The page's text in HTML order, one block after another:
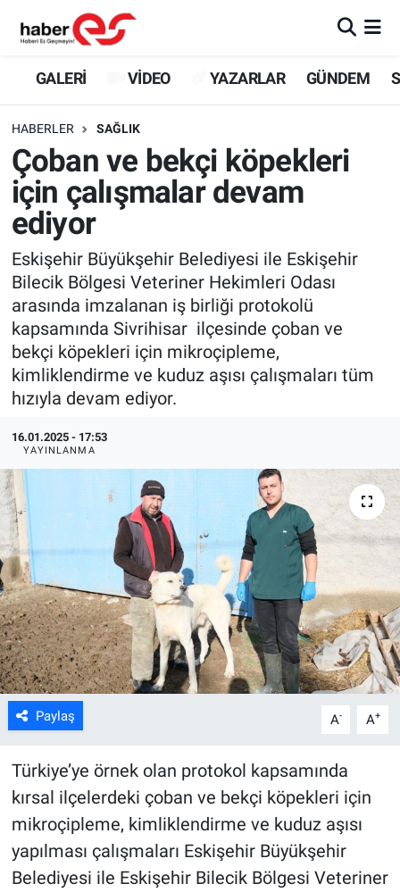
GALERİ VİDEO YAZARLAR GÜNDEM
HABERLER SAĞLIK
Çoban ve bekçi köpekleri
için çalışmalar devam
ediyor
Eskişehir Büyükşehir Belediyesi ile Eskişehir
Bilecik Bölgesi Veteriner Hekimleri Odası
arasında imzalanan iş birliği protokolü
kapsamında Sivrihisar ilçesinde çoban ve
bekçi köpekleri için mikroçipleme,
kimliklendirme ve kuduz aşısı çalışmaları tüm
hızıyla devam ediyor.
16.01.2025 - 17:53
YAYINLANMA
Paylaş A- A+
Türkiye’ye örnek olan protokol kapsamında
kırsal ilçelerdeki çoban ve bekçi köpekleri için
mikroçipleme, kimliklendirme ve kuduz aşısı
yapılması çalışmaları Eskişehir Büyükşehir
Belediyesi ile Eskişehir Bilecik Bölgesi Veteriner
GALERİ
YAZARLAR
GÜNDEM
SİYASET
TEKNOLOJİ
EKONOMİ
SPOR
ASAYİŞ
Eskişehir Nöbetçi Eczaneler
Eskişehir Trafik Yoğunluk Haritası
Süper Lig Puan Durumu ve Fikstür
Tüm Manşetler
Son Dakika Haberleri
Haber Arşivi